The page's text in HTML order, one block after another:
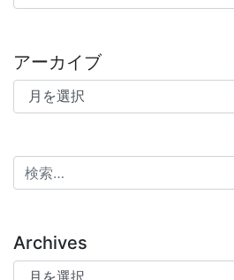
アーカイブ
アーカイブ
検索:
Archives
Archives